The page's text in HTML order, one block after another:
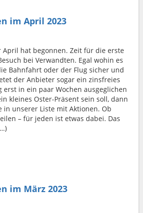
im April 2023
hat begonnen. Zeit für die erste
bei Verwandten. Egal wohin es
Bahnfahrt oder der Flug sicher und
der Anbieter sogar ein zinsfreies
in ein paar Wochen ausgeglichen
kleines Oster-Präsent sein soll, dann
unserer Liste mit Aktionen. Ob
– für jeden ist etwas dabei. Das
im März 2023